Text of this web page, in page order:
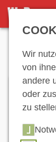
Wir
von
andere
oder
zu